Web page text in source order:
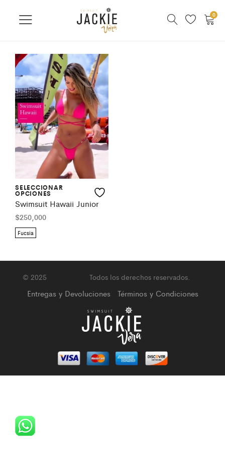
0
SELECCIONAR
OPCIONES
Swimsuit Hawaii Junior
$250,000
Fucsia
© 2025 Todos los derechos reservados.
Entregas y Devoluciones Términos y Condiciones